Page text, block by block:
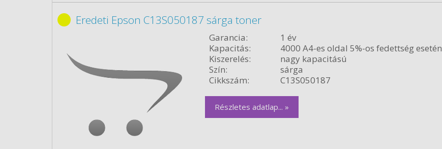
Eredeti Epson C13S050187 sárga toner
Garancia:
1 év
Kapacitás:
4000 A4-es oldal 5%-os fedettség esetén
Kiszerelés:
nagy kapacitású
Szín:
sárga
Cikkszám:
C13S050187
Részletes adatlap... »